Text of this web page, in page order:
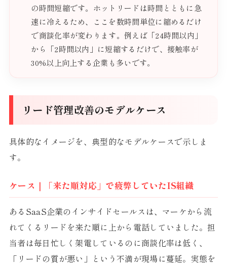
の時間短縮です。ホットリードは時間とともに急
速に冷えるため、ここを数時間単位に縮めるだけ
で商談化率が変わります。例えば「24時間以内」
から「2時間以内」に短縮するだけで、接触率が
30%以上向上する企業も多いです。
リード管理改善のモデルケース
具体的なイメージを、典型的なモデルケースで示しま
す。
ケース｜「来た順対応」で疲弊していたIS組織
あるSaaS企業のインサイドセールスは、マーケから流
れてくるリードを来た順に上から電話していました。担
当者は毎日忙しく架電しているのに商談化率は低く、
「リードの質が悪い」という不満が現場に蔓延。実態を